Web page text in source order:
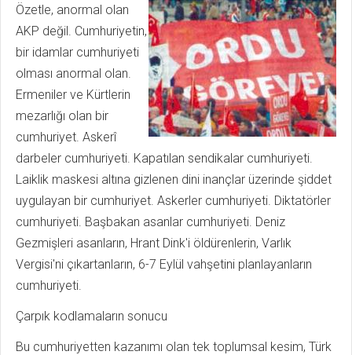
Özetle, anormal olan
AKP değil. Cumhuriyetin,
bir idamlar cumhuriyeti
olması anormal olan.
Ermeniler ve Kürtlerin
mezarlığı olan bir
cumhuriyet. Askerî
darbeler cumhuriyeti. Kapatılan sendikalar cumhuriyeti.
Laiklik maskesi altına gizlenen dini inançlar üzerinde şiddet
uygulayan bir cumhuriyet. Askerler cumhuriyeti. Diktatörler
cumhuriyeti. Başbakan asanlar cumhuriyeti. Deniz
Gezmişleri asanların, Hrant Dink'i öldürenlerin, Varlık
Vergisi'ni çıkartanların, 6-7 Eylül vahşetini planlayanların
cumhuriyeti.
Çarpık kodlamaların sonucu
Bu cumhuriyetten kazanımı olan tek toplumsal kesim, Türk